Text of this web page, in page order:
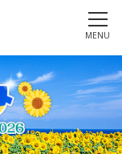
MENU